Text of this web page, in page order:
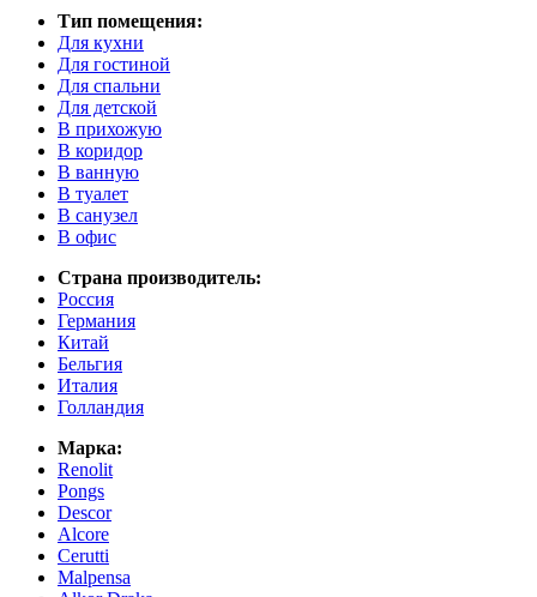
Тип помещения:
Для кухни
Для гостиной
Для спальни
Для детской
В прихожую
В коридор
В ванную
В туалет
В санузел
В офис
Страна производитель:
Россия
Германия
Китай
Бельгия
Италия
Голландия
Марка:
Renolit
Pongs
Descor
Alcore
Cerutti
Malpensa